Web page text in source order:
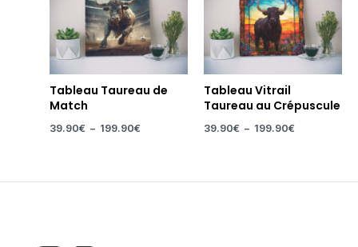
Tableau Taureau de
Match
39.90€ – 199.90€
Tableau Vitrail
Taureau au Crépuscule
39.90€ – 199.90€